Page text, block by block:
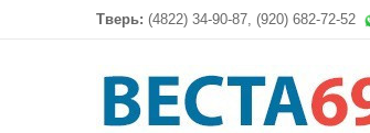
Тверь: (4822) 34-90-87, (920) 682-72-52